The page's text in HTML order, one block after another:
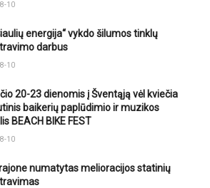
10
energija“ vykdo šilumos tinklų
darbus
10
20-23 dienomis į Šventąją vėl kviečia
baikerių paplūdimio ir muzikos
BEACH BIKE FEST
10
numatytas melioracijos statinių